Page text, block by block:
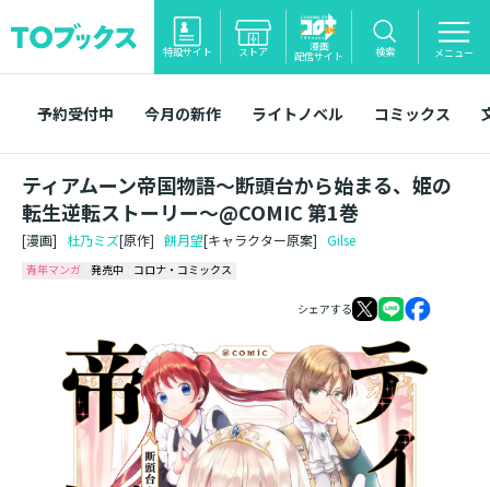
特設サイト ストア 漫画
配信サイト 検索 メニュー
予約受付中 今月の新作 ライトノベル コミックス
ティアムーン帝国物語～断頭台から始まる、姫の
転生逆転ストーリー～@COMIC 第1巻
[漫画] 杜乃ミズ[原作] 餅月望[キャラクター原案] Gilse
青年マンガ 発売中 コロナ・コミックス
シェアする